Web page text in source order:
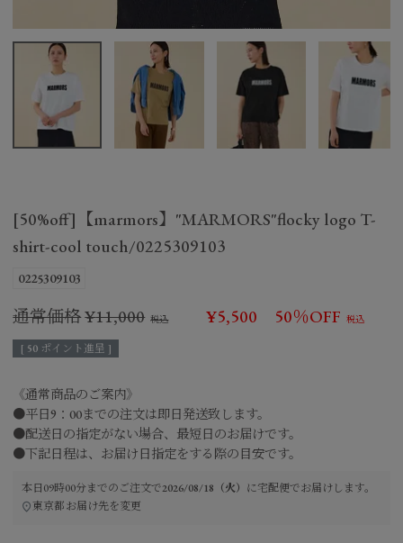
[50%off]【marmors】"MARMORS"flocky logo T-
shirt-cool touch/0225309103
0225309103
通常価格¥11,000 ¥5,500 50％OFF
[ 50 ポイント進呈 ]
《通常商品のご案内》
●平日9：00までの注文は即日発送致します。
●配送日の指定がない場合、最短日のお届けです。
●下記日程は、お届け日指定をする際の目安です。
本日09時00分までのご注文で2026/08/18（火） に宅配便でお届けします。
東京都お届け先を変更